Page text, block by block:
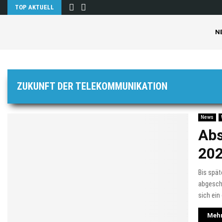
TOP AKTUELL
ZUKUNFT DER TELEKOMMUNIKATION
News
Bis
sich ein